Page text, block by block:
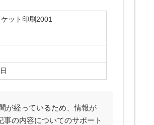
ット印刷2001
が経っているため、情報が
の内容についてのサポート